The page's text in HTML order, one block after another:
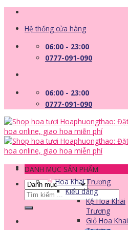
Skip
contentHệ thống cửa hàng
06:00 - 23:00
0777-091-090
06:00 - 23:00
0777-091-090
Tìm
kiếm:
DANH MỤC SẢN PHẨM
Hoa Khai Trương
Kiểu dáng
Kệ Hoa Khai
Trương
Giỏ Hoa Khai